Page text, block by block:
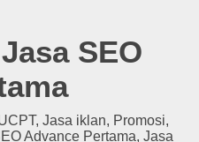
SEO
Jasa iklan, Promosi,
Advance Pertama, Jasa